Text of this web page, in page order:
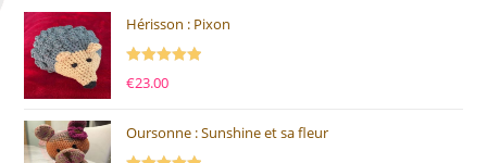
Hérisson : Pixon
€23.00
Oursonne : Sunshine et sa fleur